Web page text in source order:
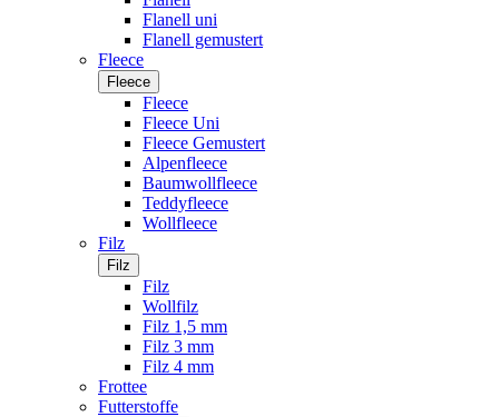
Flanell uni
Flanell gemustert
Fleece
Fleece
Fleece
Fleece Uni
Fleece Gemustert
Alpenfleece
Baumwollfleece
Teddyfleece
Wollfleece
Filz
Filz
Filz
Wollfilz
Filz 1,5 mm
Filz 3 mm
Filz 4 mm
Frottee
Futterstoffe